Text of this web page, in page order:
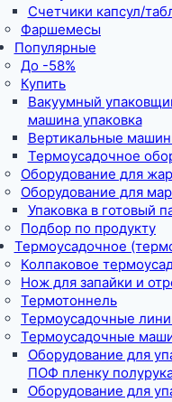
Счетчики капсул/
Фаршемесы
Популярные
До -58%
Купить
Вакуумный
машина упаковка
Вертикальные
Термоусадочное
Оборудование для
Оборудование для
Упаковка в готовый
Подбор по продукту
Термоусадочное
Колпаковое
Нож для запайки и
Термотоннель
Термоусадочные
Термоусадочные
Оборудование для
ПОФ пленку
Оборудование для